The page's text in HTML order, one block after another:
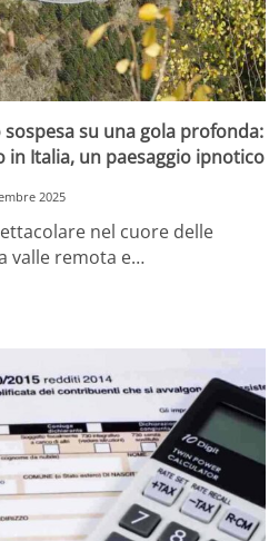
su una gola profonda:
in Italia, un paesaggio ipnotico
2025
nel cuore delle
valle remota e…